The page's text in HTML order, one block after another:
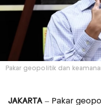
Pakar geopolitik dan
JAKARTA– Pakar